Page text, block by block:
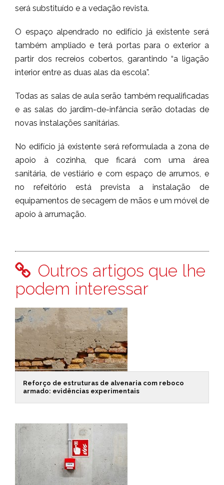
será substituído e a vedação revista.
O espaço alpendrado no edifício já existente será
também ampliado e terá portas para o exterior a
partir dos recreios cobertos, garantindo “a ligação
interior entre as duas alas da escola”.
Todas as salas de aula serão também requalificadas
e as salas do jardim-de-infância serão dotadas de
novas instalações sanitárias.
No edifício já existente será reformulada a zona de
apoio à cozinha, que ficará com uma área
sanitária, de vestiário e com espaço de arrumos, e
no refeitório está prevista a instalação de
equipamentos de secagem de mãos e um móvel de
apoio à arrumação.
Outros artigos que lhe
podem interessar
Reforço de estruturas de alvenaria com reboco
armado: evidências experimentais